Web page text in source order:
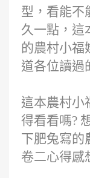
型，看能不
久一點，這
的農村小福
道各位讀過
這本農村小
得看看嗎?
下肥兔寫的
卷二心得感